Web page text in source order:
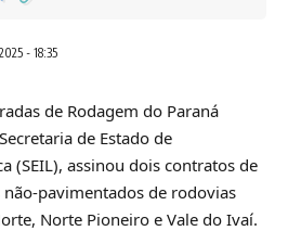
- 18:35
de Rodagem do Paraná
de Estado de
(SEIL), assinou dois contratos de
pavimentados de rodovias
Norte Pioneiro e Vale do Ivaí.